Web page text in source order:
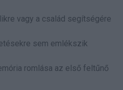
vagy a család segítségére
sem emlékszik
romlása az első feltűnő